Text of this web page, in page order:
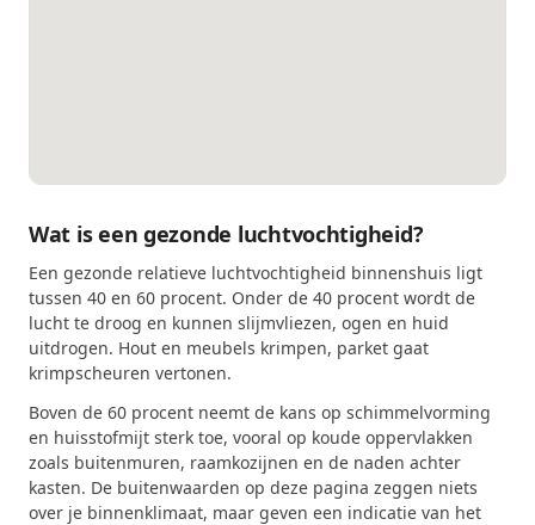
Wat is een gezonde luchtvochtigheid?
Een gezonde relatieve luchtvochtigheid binnenshuis ligt
tussen 40 en 60 procent. Onder de 40 procent wordt de
lucht te droog en kunnen slijmvliezen, ogen en huid
uitdrogen. Hout en meubels krimpen, parket gaat
krimpscheuren vertonen.
Boven de 60 procent neemt de kans op schimmelvorming
en huisstofmijt sterk toe, vooral op koude oppervlakken
zoals buitenmuren, raamkozijnen en de naden achter
kasten. De buitenwaarden op deze pagina zeggen niets
over je binnenklimaat, maar geven een indicatie van het